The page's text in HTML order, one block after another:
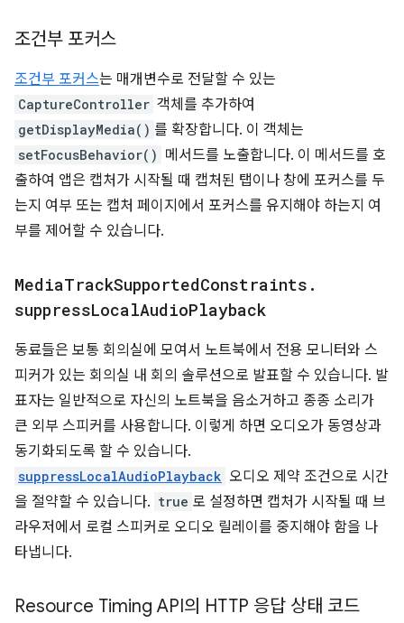
조건부 포커스
조건부 포커스는 매개변수로 전달할 수 있는
CaptureController 객체를 추가하여
getDisplayMedia() 를 확장합니다. 이 객체는
setFocusBehavior() 메서드를 노출합니다. 이 메서드를 호
출하여 앱은 캡처가 시작될 때 캡처된 탭이나 창에 포커스를 두
는지 여부 또는 캡처 페이지에서 포커스를 유지해야 하는지 여
부를 제어할 수 있습니다.
MediaTrackSupportedConstraints .
suppressLocalAudioPlayback
동료들은 보통 회의실에 모여서 노트북에서 전용 모니터와 스
피커가 있는 회의실 내 회의 솔루션으로 발표할 수 있습니다. 발
표자는 일반적으로 자신의 노트북을 음소거하고 종종 소리가
큰 외부 스피커를 사용합니다. 이렇게 하면 오디오가 동영상과
동기화되도록 할 수 있습니다.
suppressLocalAudioPlayback 오디오 제약 조건으로 시간
을 절약할 수 있습니다. true 로 설정하면 캡처가 시작될 때 브
라우저에서 로컬 스피커로 오디오 릴레이를 중지해야 함을 나
타냅니다.
Resource Timing API의 HTTP 응답 상태 코드